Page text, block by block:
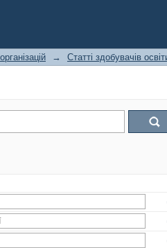
→ Статті здобувачів